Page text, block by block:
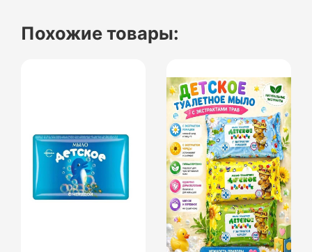
Похожие товары: